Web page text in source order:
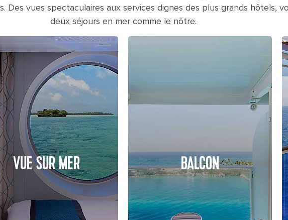
Des vues spectaculaires aux services dignes des plus grands hôtels,
deux séjours en mer comme le nôtre.
VUE SUR MER BALCON